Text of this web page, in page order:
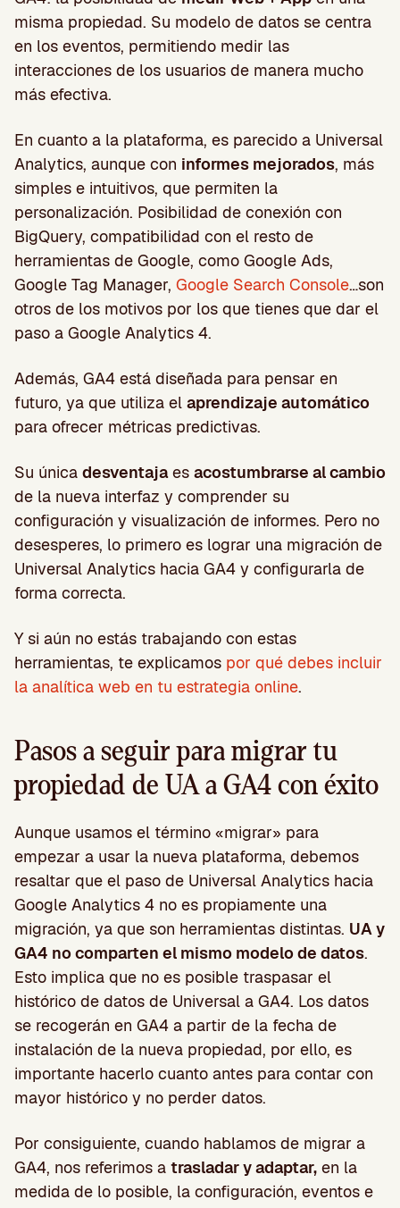
misma propiedad. Su modelo de datos se centra
en los eventos, permitiendo medir las
interacciones de los usuarios de manera mucho
más efectiva.
En cuanto a la plataforma, es parecido a Universal
Analytics, aunque con informes mejorados, más
simples e intuitivos, que permiten la
personalización. Posibilidad de conexión con
BigQuery, compatibilidad con el resto de
herramientas de Google, como Google Ads,
Google Tag Manager, Google Search Console…son
otros de los motivos por los que tienes que dar el
paso a Google Analytics 4.
Además, GA4 está diseñada para pensar en
futuro, ya que utiliza el aprendizaje automático
para ofrecer métricas predictivas.
Su única desventajaes acostumbrarse al cambio
de la nueva interfaz y comprender su
configuración y visualización de informes. Pero no
desesperes, lo primero es lograr una migración de
Universal Analytics hacia GA4 y configurarla de
forma correcta.
Y si aún no estás trabajando con estas
herramientas, te explicamos por qué debes incluir
la analítica web en tu estrategia online.
Pasos a seguir para migrar tu
propiedad de UA a GA4 con éxito
Aunque usamos el término «migrar» para
empezar a usar la nueva plataforma, debemos
resaltar que el paso de Universal Analytics hacia
Google Analytics 4 no es propiamente una
migración, ya que son herramientas distintas. UA y
GA4 no comparten el mismo modelo de datos.
Esto implica que no es posible traspasar el
histórico de datos de Universal a GA4. Los datos
se recogerán en GA4 a partir de la fecha de
instalación de la nueva propiedad, por ello, es
importante hacerlo cuanto antes para contar con
mayor histórico y no perder datos.
Por consiguiente, cuando hablamos de migrar a
GA4, nos referimos a trasladar y adaptar, en la
medida de lo posible, la configuración, eventos e